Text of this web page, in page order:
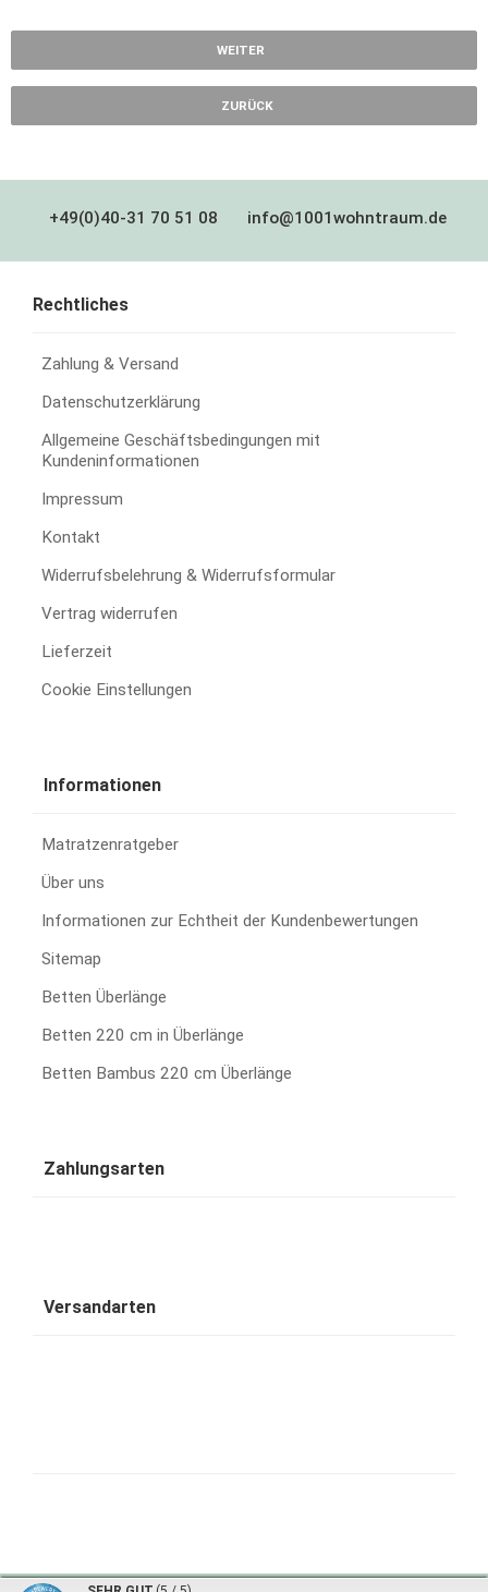
WEITER
ZURÜCK
+49(0)40-31 70 51 08 info@1001wohntraum.de
Rechtliches
Zahlung & Versand
Datenschutzerklärung
Allgemeine Geschäftsbedingungen mit
Kundeninformationen
Impressum
Kontakt
Widerrufsbelehrung & Widerrufsformular
Vertrag widerrufen
Lieferzeit
Cookie Einstellungen
Informationen
Matratzenratgeber
Über uns
Informationen zur Echtheit der Kundenbewertungen
Sitemap
Betten Überlänge
Betten 220 cm in Überlänge
Betten Bambus 220 cm Überlänge
Zahlungsarten
Versandarten
1001 Wohntraum - traumhafte Bambusbetten © 2026 | ©